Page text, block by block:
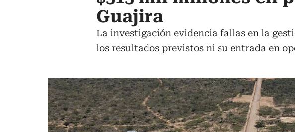
Guajira
La investigación evidencia fallas en la
los resultados previstos ni su entrada en